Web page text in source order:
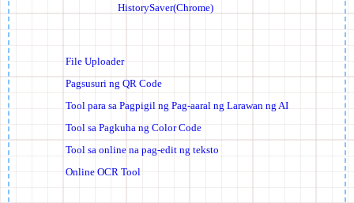
HistorySaver(Chrome)
File Uploader
Pagsusuri ng QR Code
Tool para sa Pagpigil ng Pag-aaral ng Larawan ng AI
Tool sa Pagkuha ng Color Code
Tool sa online na pag-edit ng teksto
Online OCR Tool